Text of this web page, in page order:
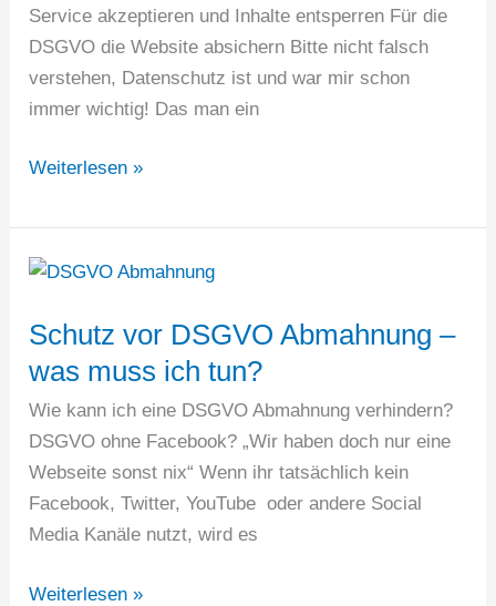
Service akzeptieren und Inhalte entsperren Für die
DSGVO die Website absichern Bitte nicht falsch
verstehen, Datenschutz ist und war mir schon
immer wichtig! Das man ein
DSGVO
Website
absichern
inklusive
Weiterlesen »
Schutz vor DSGVO Abmahnung –
was muss ich tun?
Wie kann ich eine DSGVO Abmahnung verhindern?
DSGVO ohne Facebook? „Wir haben doch nur eine
Webseite sonst nix“ Wenn ihr tatsächlich kein
Facebook, Twitter, YouTube oder andere Social
Media Kanäle nutzt, wird es
Schutz
Weiterlesen »